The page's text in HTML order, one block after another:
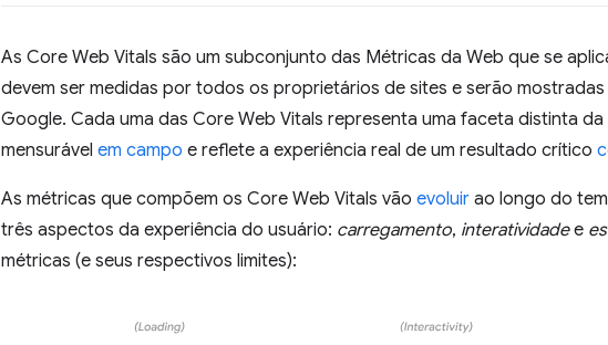
As Core Web Vitals são um subconjunto das Métricas da Web que se
devem ser medidas por todos os proprietários de sites e serão
Google. Cada uma das Core Web Vitals representa uma faceta distinta
mensurável em campo e reflete a experiência real de um resultado crítico
As métricas que compõem os Core Web Vitals vão evoluir ao longo do
três aspectos da experiência do usuário: carregamento, interatividadee
métricas (e seus respectivos limites):